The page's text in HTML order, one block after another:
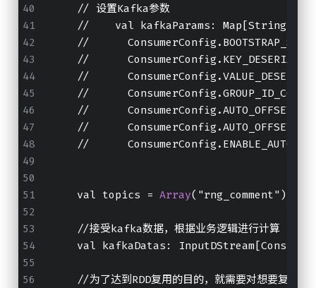
    // 设置Kafka参数
    //    val kafkaParams: Map[String,
//
//
//
//
//
//
//
    val topics =
Array("rng_comment")
//接受kafka数据，根据业务逻辑进行计算
val kafkaDatas:
//为了达到RDD复用的目的，就需要对想要复用的